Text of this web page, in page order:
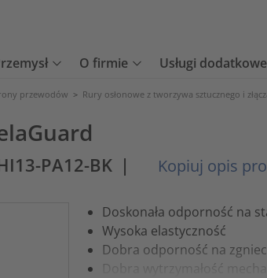
O firmie Usługi dodatkowe
przewodów > Rury osłonowe z tworzywa sztucznego i
PA12-BK | Kopiuj opis
Doskonała odporność na
Wysoka elastyczność
Dobra odporność na
Dobra wytrzymałość